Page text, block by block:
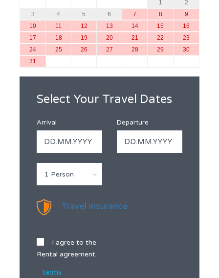
1
2
3
4 5 6 7 8
9
10
11 12 13 14 15
16
17
18 19 20 21 22
23
24
25 26 27 28 29
30
31
Select Your Travel Dates
Arrival Departure
1 Person
Travel insurance
I agree to the
Rental agreement
terms